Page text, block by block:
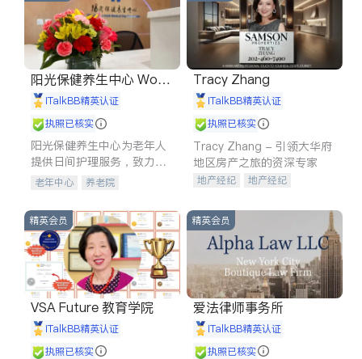
阳光保健养生中心 World
shine
iTalkBB精英认证
执照已核实
阳光保健养生中心为老年人
提供日间护理服务，致力于
通过持续的护理创新来有效
老年中心 养老院
Tracy Zhang
iTalkBB精英认证
执照已核实
Tracy Zhang - 引领大华府
地区房产之旅的资深专家
地产经纪
地产经纪
商铺租售
精英会员
VSA Future 教育学院
iTalkBB精英认证
执照已核实
精英会员
爱法律师事务所
iTalkBB精英认证
执照已核实